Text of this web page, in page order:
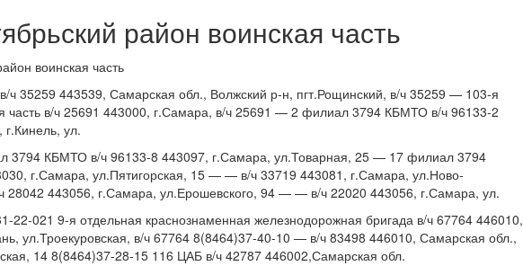
район воинская часть
в/ч 35259 443539, Самарская обл., Волжский р-н, пгт.Рощинский, в/ч 35259 — 103-я
часть в/ч 25691 443000, г.Самара, в/ч 25691 — 2 филиал 3794 КБМТО в/ч 96133-2
ул.
3794 КБМТО в/ч 96133-8 443097, г.Самара, ул.Товарная, 25 — 17 филиал 3794
г.Самара, ул.Пятигорская, 15 — — в/ч 33719 443081, г.Самара, ул.Ново-
443056, г.Самара, ул.Ерошевского, 94 — — в/ч 22020 443056, г.Самара, ул.
22-021 9-я отдельная краснознаменная железнодорожная бригада в/ч 67764 446010,
ул.Троекуровская, в/ч 67764 8(8464)37-40-10 — в/ч 83498 446010, Самарская обл.,
14 8(8464)37-28-15 116 ЦАБ в/ч 42787 446002,Самарская обл.